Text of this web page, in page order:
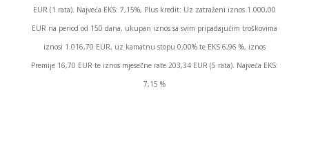
EUR (1 rata). Najveća EKS: 7,15%, Plus kredit: Uz zatraženi iznos 1.000,00
EUR na period od 150 dana, ukupan iznos sa svim pripadajućim troškovima
iznosi 1.016,70 EUR, uz kamatnu stopu 0,00% te EKS 6,96 %, iznos
Premije 16,70 EUR te iznos mjesečne rate 203,34 EUR (5 rata). Najveća EKS:
7,15 %